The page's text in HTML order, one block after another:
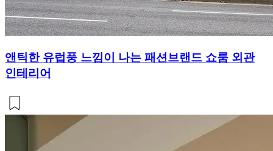
앤틱한 유럽풍 느낌이 나는 패션브랜드 쇼룸 외관
인테리어